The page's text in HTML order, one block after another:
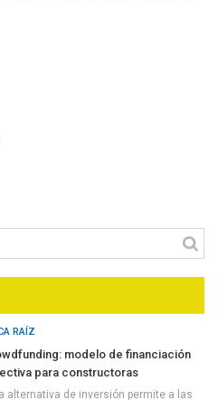
RAÍZ
modelo de financiación
para constructoras
alternativa de inversión permite a las